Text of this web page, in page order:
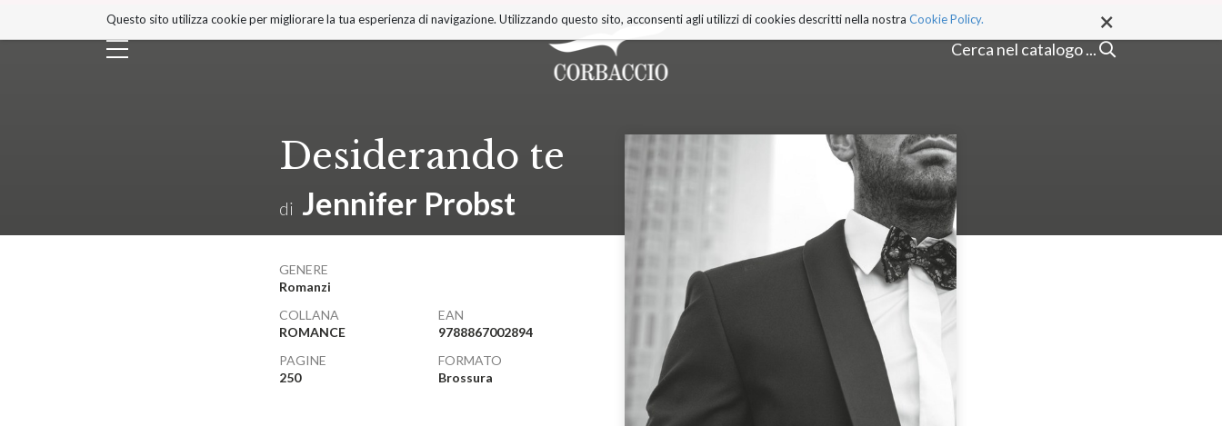
ai
contenuti.
|
Cerca nel catalogo ...
×
Questo sito utilizza cookie per migliorare la tua esperienza di navigazione. Utilizzando questo sito, acconsenti agli utilizzi di cookies descritti nella nostra Cookie Policy.
Desiderando te
di Jennifer Probst
GENERE
Romanzi
COLLANA
ROMANCE
EAN
9788867002894
PAGINE
250
FORMATO
Brossura